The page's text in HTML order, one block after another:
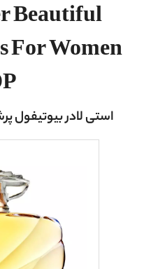
Beautiful
For Women
استی لادر بیوتیفول